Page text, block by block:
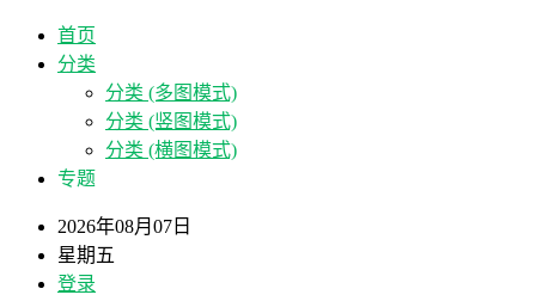
首页
分类
分类 (多图模式)
分类 (竖图模式)
分类 (横图模式)
专题
2026年08月07日
星期五
登录